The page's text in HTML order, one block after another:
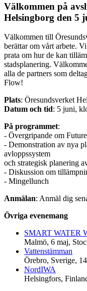
Välkommen på
Helsingborg den 5
Välkommen till
berättar om vårt arbete.
prata om hur de kan
stadsplanering.
alla de partners som
Flow!
Plats: Öresundsverket
Datum och tid: 5 juni,
På programmet:
‐ Övergripande om
‐ Demonstration av nya
avloppssystem
och strategisk planering
‐ Diskussion om
‐ Mingellunch
Anmälan: Anmäl dig
Övriga evenemang
SMART WATER
Malmö, 6 maj,
Vattenstämman
Örebro, Sverige,
NordIWA
Helsingfors,